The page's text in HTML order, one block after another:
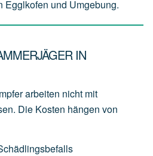
Egglkofen und Umgebung.
IN
arbeiten nicht mit
Die Kosten hängen von